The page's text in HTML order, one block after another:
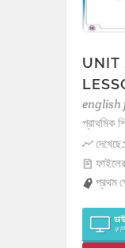
UNIT
english
প্রাথমিক
প্রথম